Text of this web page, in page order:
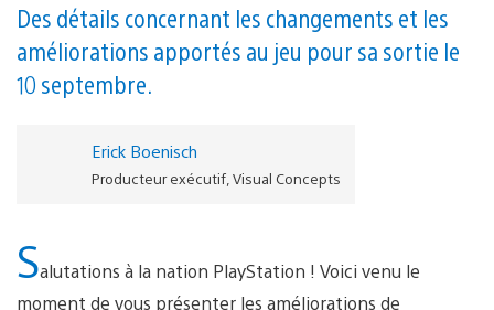
Des détails concernant les changements et les
améliorations apportés au jeu pour sa sortie le
10 septembre.
Erick Boenisch
Producteur exécutif, Visual Concepts
Salutations à la nation PlayStation ! Voici venu le
moment de vous présenter les améliorations de